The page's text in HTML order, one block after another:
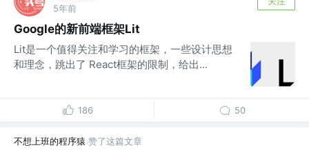
5年前
Google的新前端框架Lit
Lit是一个值得关注和学习的框架，一些设计思想
和理念，跳出了 React框架的限制，给出...
186 50
不想上班的程序猿 赞了这篇文章